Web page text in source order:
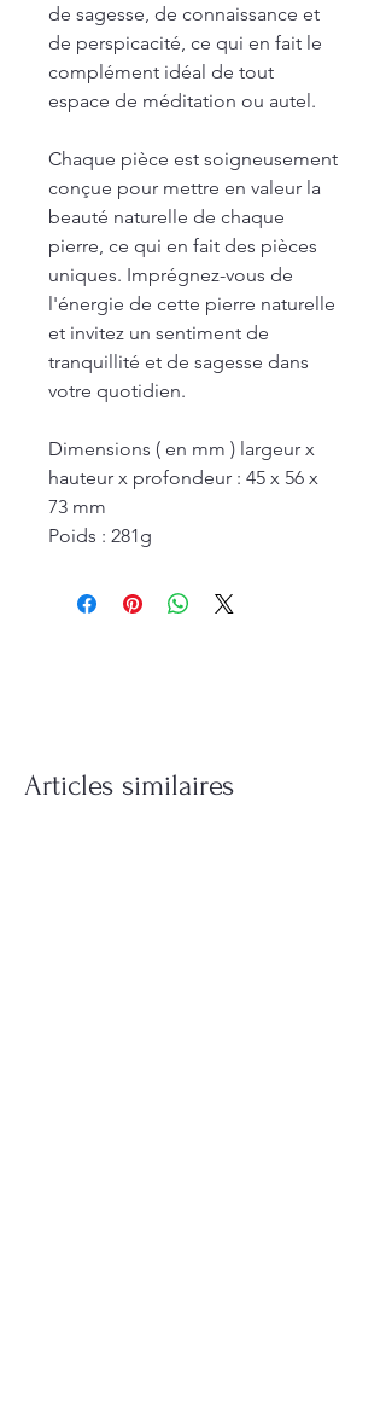
de sagesse, de connaissance et
de perspicacité, ce qui en fait le
complément idéal de tout
espace de méditation ou autel.
Chaque pièce est soigneusement
conçue pour mettre en valeur la
beauté naturelle de chaque
pierre, ce qui en fait des pièces
uniques. Imprégnez-vous de
l'énergie de cette pierre naturelle
et invitez un sentiment de
tranquillité et de sagesse dans
votre quotidien.
Dimensions ( en mm ) largeur x
hauteur x profondeur : 45 x 56 x
73 mm
Poids : 281g
Articles similaires